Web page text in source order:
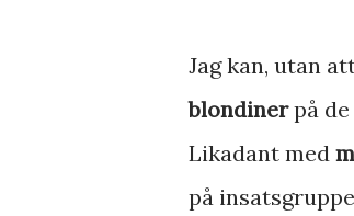
Jag kan, utan
blondinerpå de
Likadant med
på